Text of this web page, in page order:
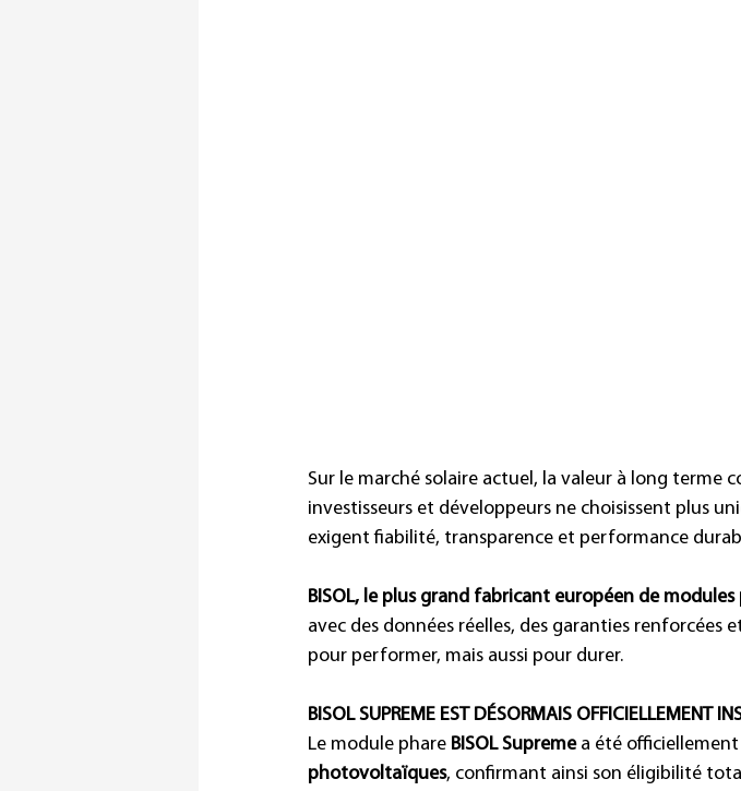
Sur le marché solaire actuel, la valeur à long terme
investisseurs et développeurs ne choisissent plus
exigent fiabilité, transparence et performance
BISOL, le plus grand fabricant européen de
avec des données réelles, des garanties renforcées
pour performer, mais aussi pour durer.
BISOL SUPREME EST DÉSORMAIS OFFICIELLEMENT
Le module phare BISOL Supreme a été
photovoltaïques, confirmant ainsi son éligibilité